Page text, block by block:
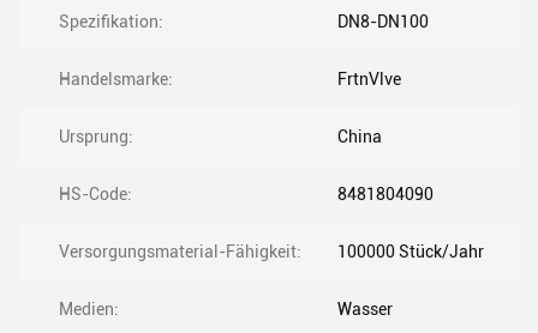
Spezifikation: DN8-DN100
Handelsmarke: FrtnVlve
Ursprung: China
HS-Code: 8481804090
Versorgungsmaterial-Fähigkeit: 100000 Stück/Jahr
Medien: Wasser